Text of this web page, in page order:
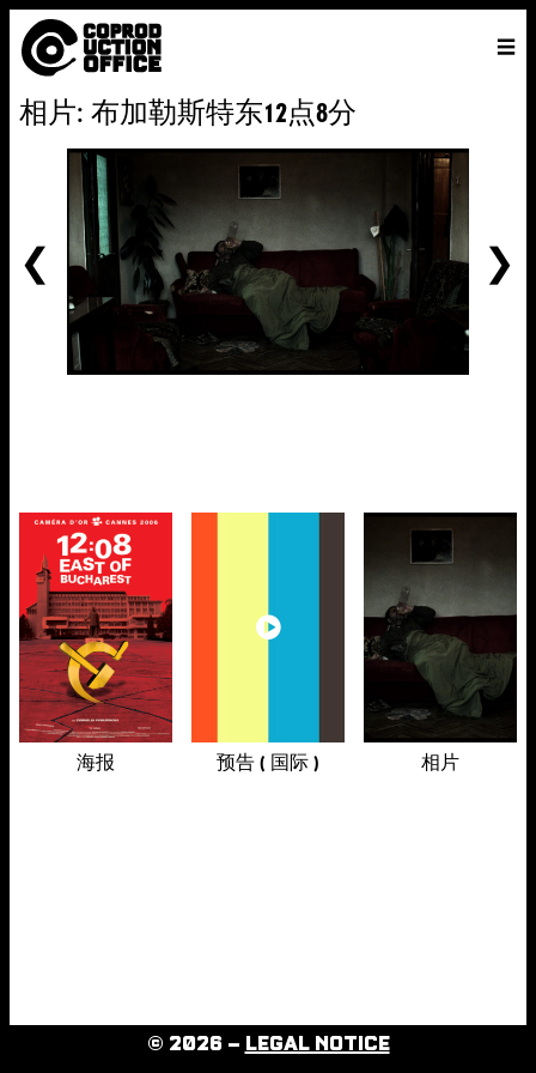
中
文
主页 VENICE 2026 导演 电影
ENGLISH
中文
寻
找
相片: 布加勒斯特东12点8分
海报 预告 ( 国际 ) 相片
前
一
个
© 2026 – LEGAL NOTICE